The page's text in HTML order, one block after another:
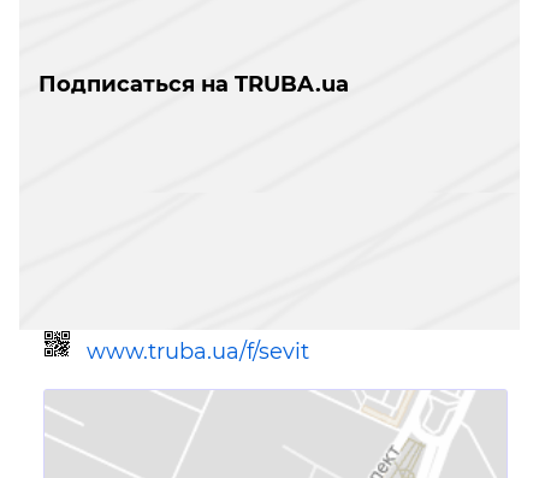
Подписаться на TRUBA.ua
www.truba.ua/f/sevit